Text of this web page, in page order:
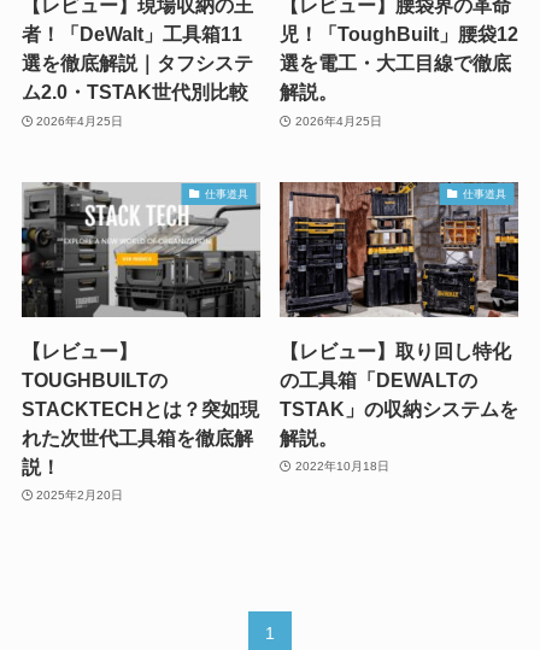
【レビュー】現場収納の王
者！「DeWalt」工具箱11
選を徹底解説｜タフシステ
ム2.0・TSTAK世代別比較
2026年4月25日
【レビュー】腰袋界の革命
児！「ToughBuilt」腰袋12
選を電工・大工目線で徹底
解説。
2026年4月25日
仕事道具
【レビュー】
TOUGHBUILTの
STACKTECHとは？突如現
れた次世代工具箱を徹底解
説！
2025年2月20日
仕事道具
【レビュー】取り回し特化
の工具箱「DEWALTの
TSTAK」の収納システムを
解説。
2022年10月18日
1